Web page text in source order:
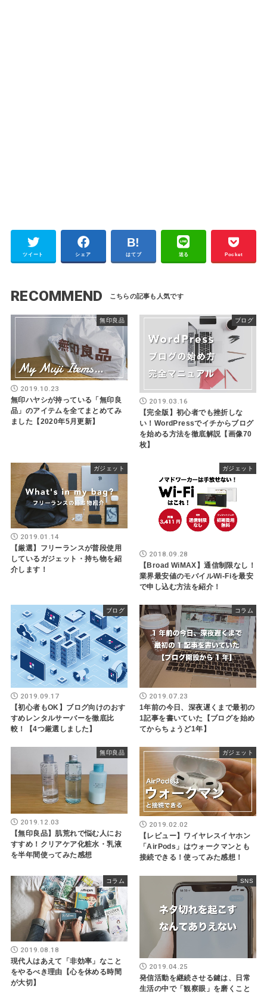
ツイート シェア はてブ 送る Pocket
RECOMMEND
無印良品
2019.10.23
無印ハヤシが持っている「無印良
品」のアイテムを全てまとめてみ
ました【2020年5月更新】
ブログ
2019.03.16
【完全版】初心者でも挫折しな
い！WordPressでイチからブログ
を始める方法を徹底解説【画像70
枚】
ガジェット
2019.01.14
【厳選】フリーランスが普段使用
しているガジェット・持ち物を紹
介します！
ガジェット
2018.09.28
【Broad WiMAX】通信制限なし！
業界最安値のモバイルWi-Fiを最安
で申し込む方法を紹介！
ブログ
2019.09.17
【初心者もOK】ブログ向けのおす
すめレンタルサーバーを徹底比
較！【4つ厳選しました】
コラム
2019.07.23
1年前の今日、深夜遅くまで最初の
1記事を書いていた【ブログを始め
てからちょうど1年】
無印良品
2019.12.03
【無印良品】肌荒れで悩む人にお
すすめ！クリアケア化粧水・乳液
を半年間使ってみた感想
ガジェット
2019.02.02
【レビュー】ワイヤレスイヤホン
「AirPods」はウォークマンとも
接続できる！使ってみた感想！
コラム
2019.08.18
現代人はあえて「非効率」なこと
をやるべき理由【心を休める時間
が大切】
SNS
2019.04.25
発信活動を継続させる鍵は、日常
生活の中で「観察眼」を磨くこと